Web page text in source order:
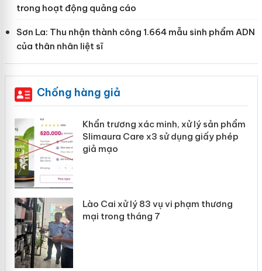
trong hoạt động quảng cáo
Sơn La: Thu nhận thành công 1.664 mẫu sinh phẩm ADN
của thân nhân liệt sĩ
Chống hàng giả
Khẩn trương xác minh, xử lý sản phẩm
Slimaura Care x3 sử dụng giấy phép
giả mạo
Lào Cai xử lý 83 vụ vi phạm thương
mại trong tháng 7